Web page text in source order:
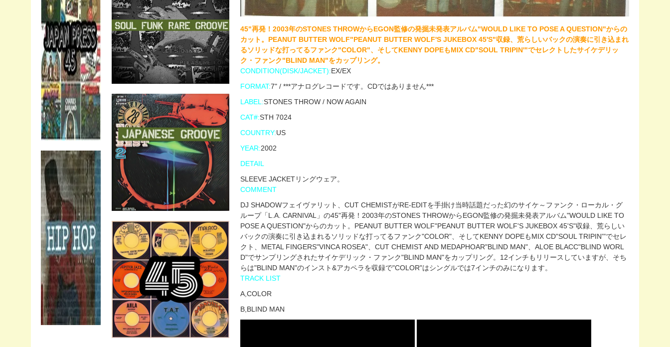
45"再発！2003年のSTONES THROWからEGON監修の発掘未発表アルバム"WOULD LIKE TO POSE A QUESTION"からの
カット。PEANUT BUTTER WOLF"PEANUT BUTTER WOLF'S JUKEBOX 45'S"収録、荒らしいバックの演奏に引き込まれ
るソリッドな打ってるファンク"COLOR"、そしてKENNY DOPEもMIX CD"SOUL TRIPIN'"でセレクトしたサイケデリッ
ク・ファンク"BLIND MAN"をカップリング。
CONDITION(DISK/JACKET):EX/EX
FORMAT:7" / ***アナログレコードです。CDではありません***
LABEL:STONES THROW / NOW AGAIN
CAT#:STH 7024
COUNTRY:US
YEAR:2002
DETAIL
SLEEVE JACKETリングウェア。
COMMENT
DJ SHADOWフェイヴァリット、CUT CHEMISTがRE-EDITを手掛け当時話題だった幻のサイケ～ファンク・ローカル・グ
ループ「L.A. CARNIVAL」の45"再発！2003年のSTONES THROWからEGON監修の発掘未発表アルバム"WOULD LIKE TO
POSE A QUESTION"からのカット。PEANUT BUTTER WOLF"PEANUT BUTTER WOLF'S JUKEBOX 45'S"収録、荒らしい
バックの演奏に引き込まれるソリッドな打ってるファンク"COLOR"、そしてKENNY DOPEもMIX CD"SOUL TRIPIN'"でセレ
クト、METAL FINGERS"VINCA ROSEA"、CUT CHEMIST AND MEDAPHOAR"BLIND MAN"、ALOE BLACC"BLIND WORL
D"でサンプリングされたサイケデリック・ファンク"BLIND MAN"をカップリング。12インチもリリースしていますが、そち
らは"BLIND MAN"のインスト&アカペラを収録で"COLOR"はシングルでは7インチのみになります。
TRACK LIST
A,COLOR
B,BLIND MAN